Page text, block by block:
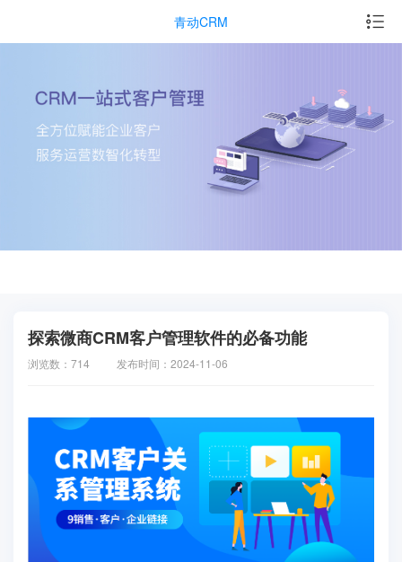
青动CRM
探索微商CRM客户管理软件的必备功能
浏览数：714 发布时间：2024-11-06